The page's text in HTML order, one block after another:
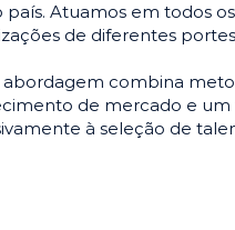
país. Atuamos em todos
de diferentes
abordagem combina
de mercado e um
à seleção de